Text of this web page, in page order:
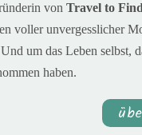
von Travel to Find
voller unvergesslicher
um das Leben selbst,
haben.